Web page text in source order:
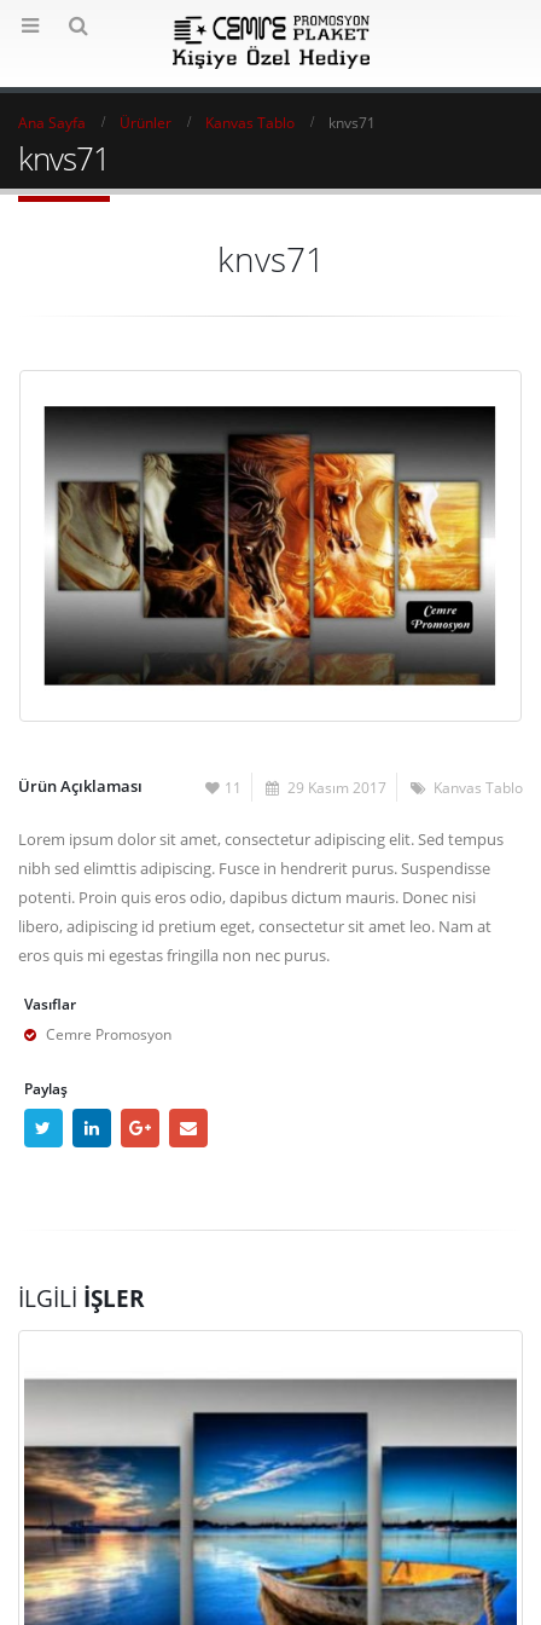
Ana Sayfa Ürünler Kanvas Tablo knvs71
knvs71
knvs71
Ürün Açıklaması 11 29 Kasım 2017 Kanvas Tablo
Lorem ipsum dolor sit amet, consectetur adipiscing elit. Sed tempus
nibh sed elimttis adipiscing. Fusce in hendrerit purus. Suspendisse
potenti. Proin quis eros odio, dapibus dictum mauris. Donec nisi
libero, adipiscing id pretium eget, consectetur sit amet leo. Nam at
eros quis mi egestas fringilla non nec purus.
Vasıflar
Cemre Promosyon
Paylaş
İLGILI İŞLER